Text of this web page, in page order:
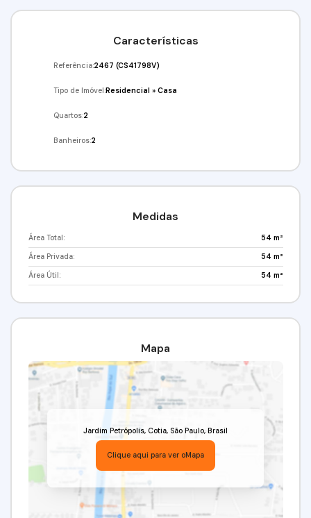
Características
Referência:2467 (CS41798V)
Tipo de Imóvel:Residencial »Casa
Quartos:2
Banheiros:2
Medidas
Área Total: 54 m²
Área Privada: 54 m²
Área Útil: 54 m²
Mapa
Jardim Petrópolis, Cotia, São Paulo, Brasil
Clique aqui para ver oMapa